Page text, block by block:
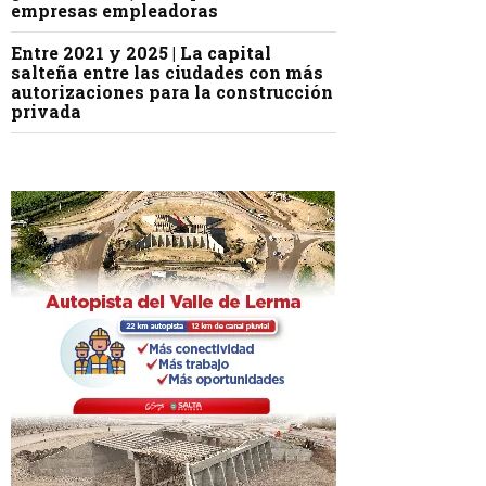
empresas empleadoras
Entre 2021 y 2025 | La capital
salteña entre las ciudades con más
autorizaciones para la construcción
privada